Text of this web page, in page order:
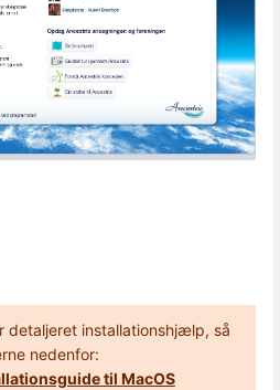
detaljeret installationshjælp, så
nedenfor:
til MacOS